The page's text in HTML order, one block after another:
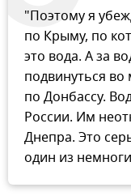
"Поэтому я
по Крыму, по
это вода. А за
подвинуться во
по Донбассу.
России. Им
Днепра. Это
один из